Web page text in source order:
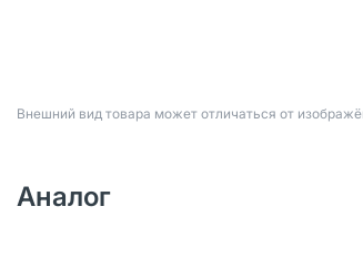
Bнешний вид товара может отличаться от
Аналог